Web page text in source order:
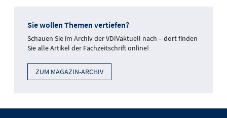
Sie wollen Themen vertiefen?
Schauen Sie im Archiv der VDIVaktuell nach – dort finden
Sie alle Artikel der Fachzeitschrift online!
ZUM MAGAZIN-ARCHIV